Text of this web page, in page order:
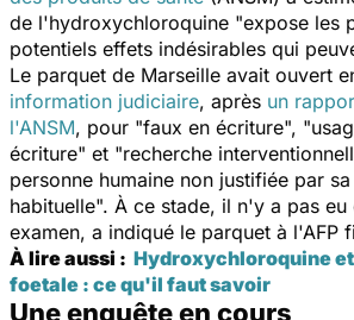
de l'hydroxychloroquine "expose les
potentiels effets indésirables qui
Le parquet de Marseille avait ouvert
information judiciaire, après un
l'ANSM, pour "faux en écriture", "
écriture" et "recherche
personne humaine non justifiée par
habituelle". À ce stade, il n'y a pas eu
examen, a indiqué le parquet à l'AFP
À lire aussi : Hydroxychloroquine
foetale : ce qu'il faut savoir
Une enquête en cours